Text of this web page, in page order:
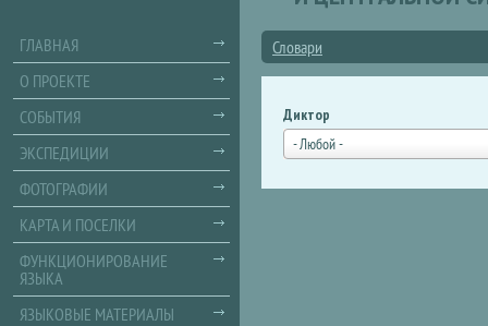
Словари
Диктор
- Любой -
ГЛАВНАЯ
О ПРОЕКТЕ
СОБЫТИЯ
ЭКСПЕДИЦИИ
ФОТОГРАФИИ
КАРТА И ПОСЕЛКИ
ФУНКЦИОНИРОВАНИЕ
ЯЗЫКА
ЯЗЫКОВЫЕ МАТЕРИАЛЫ